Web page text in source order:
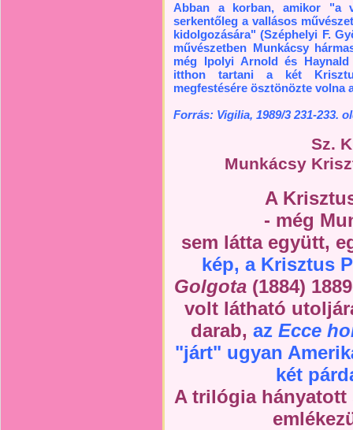
Abban a korban, amikor "a
serkentőleg a vallásos
kidolgozására" (Széphelyi F.
művészetben Munkácsy
még Ipolyi Arnold és
itthon tartani a két
megfestésére ösztönözte volna
Forrás: Vigilia, 1989/3 231-233.
Sz.
Munkácsy
A
- még
sem látta együtt,
kép, a Krisztus
Golgota(1884)
volt látható
darab, az Ecce
"járt" ugyan
két
A trilógia